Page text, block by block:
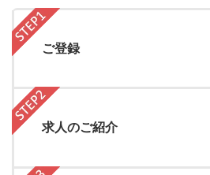
ご登録
求人のご紹介